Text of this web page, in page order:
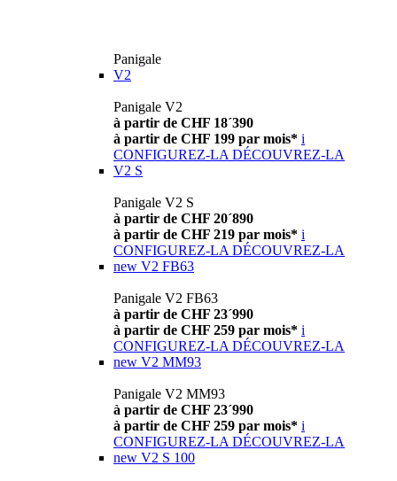
Panigale
V2
Panigale V2
à partir de CHF 18´390
à partir de CHF 199 par mois* i
CONFIGUREZ-LA DÉCOUVREZ-LA
V2 S
Panigale V2 S
à partir de CHF 20´890
à partir de CHF 219 par mois* i
CONFIGUREZ-LA DÉCOUVREZ-LA
new V2 FB63
Panigale V2 FB63
à partir de CHF 23´990
à partir de CHF 259 par mois* i
CONFIGUREZ-LA DÉCOUVREZ-LA
new V2 MM93
Panigale V2 MM93
à partir de CHF 23´990
à partir de CHF 259 par mois* i
CONFIGUREZ-LA DÉCOUVREZ-LA
new V2 S 100